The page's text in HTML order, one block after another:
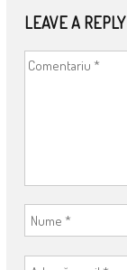
LEAVE A REPLY